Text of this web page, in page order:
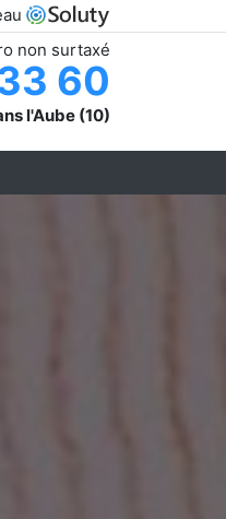
non surtaxé
60
l'Aube (10)